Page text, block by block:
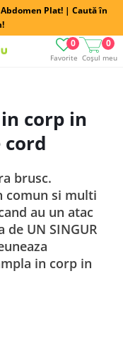
Plat! | Caută în
Favorite
0
Coșul meu
0
corp in
brusc.
comun si multi
au un atac
UN SINGUR
in corp in